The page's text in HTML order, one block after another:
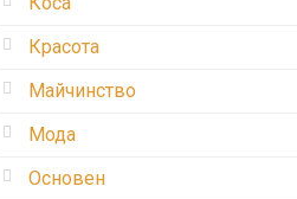
Красота
Майчинство
Мода
Основен